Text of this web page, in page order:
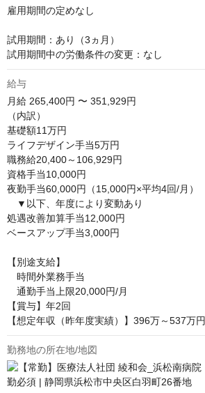
雇用期間の定めなし
試用期間：あり（3ヵ月）
試用期間中の労働条件の変更：なし
給与
月給 265,400円 〜 351,929円
（内訳）
基礎額11万円
ライフデザイン手当5万円
職務給20,400～106,929円
資格手当10,000円
夜勤手当60,000円（15,000円×平均4回/月）
▼以下、年度により変動あり
処遇改善加算手当12,000円
ベースアップ手当3,000円
【別途支給】
時間外業務手当
通勤手当上限20,000円/月
【賞与】年2回
【想定年収（昨年度実績）】396万～537万円
勤務地の所在地/地図